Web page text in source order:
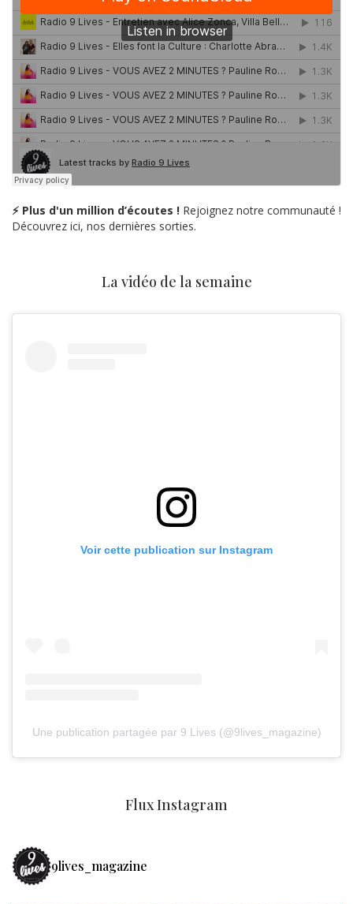
⚡ Plus d'un million d’écoutes ! Rejoignez notre communauté !
Découvrez ici, nos dernières sorties.
La vidéo de la semaine
Voir cette publication sur Instagram
Une publication partagée par 9 Lives (@9lives_magazine)
Flux Instagram
9lives_magazine